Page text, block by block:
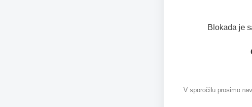
Blokada je
V sporočilu prosimo